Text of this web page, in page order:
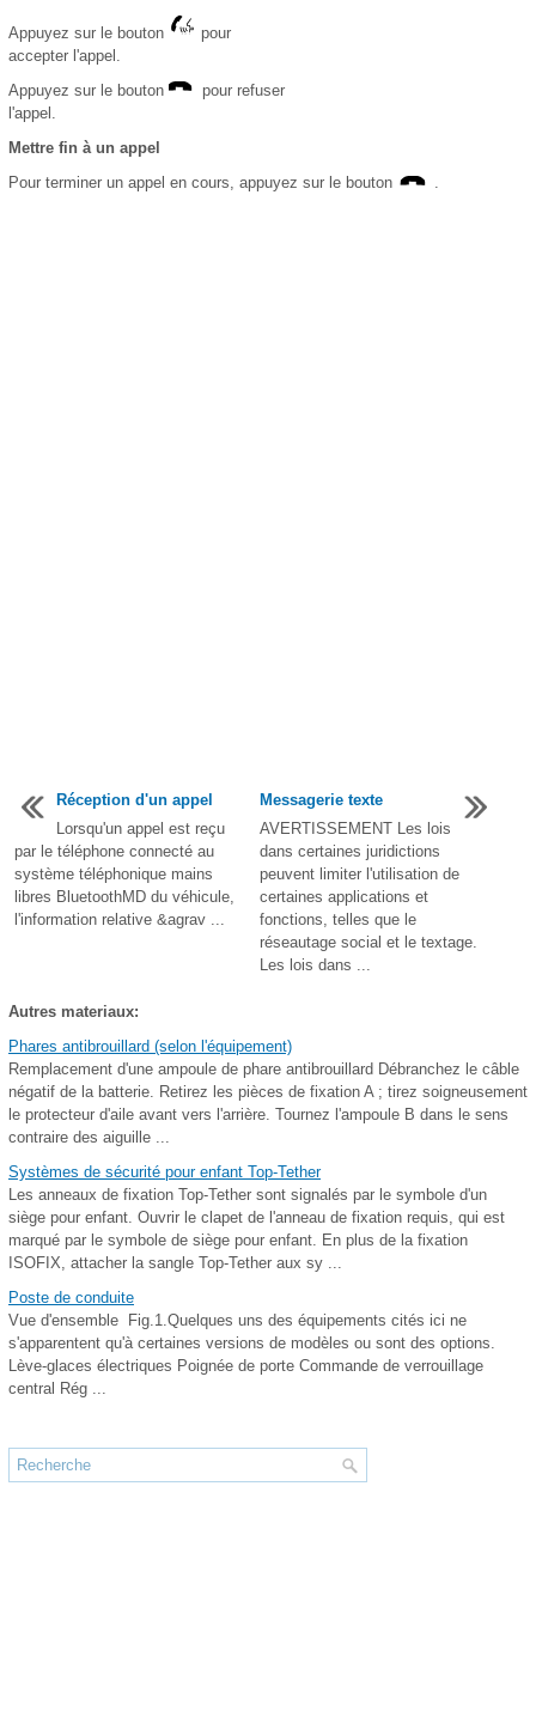
Appuyez sur le bouton
pour
accepter l'appel.
Appuyez sur le bouton
pour refuser
l'appel.
Mettre fin à un appel
Pour terminer un appel en cours, appuyez sur le bouton
.
Réception d'un appel
Lorsqu'un appel est reçu
par le téléphone connecté au
système téléphonique mains
libres BluetoothMD du véhicule,
l'information relative &agrav ...
Messagerie texte
AVERTISSEMENT Les lois
dans certaines juridictions
peuvent limiter l'utilisation de
certaines applications et
fonctions, telles que le
réseautage social et le textage.
Les lois dans ...
Autres materiaux:
Phares antibrouillard (selon l'équipement)
Remplacement d'une ampoule de phare antibrouillard Débranchez le câble
négatif de la batterie. Retirez les pièces de fixation A ; tirez soigneusement
le protecteur d'aile avant vers l'arrière. Tournez l'ampoule B dans le sens
contraire des aiguille ...
Systèmes de sécurité pour enfant Top-Tether
Les anneaux de fixation Top-Tether sont signalés par le symbole d'un
siège pour enfant. Ouvrir le clapet de l'anneau de fixation requis, qui est
marqué par le symbole de siège pour enfant. En plus de la fixation
ISOFIX, attacher la sangle Top-Tether aux sy ...
Poste de conduite
Vue d'ensemble Fig.1.Quelques uns des équipements cités ici ne
s'apparentent qu'à certaines versions de modèles ou sont des options.
Lève-glaces électriques Poignée de porte Commande de verrouillage
central Rég ...